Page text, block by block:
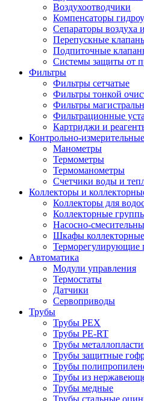
Воздухоотводчики
Компенсаторы
Сепараторы воздуха
Перепускные
Подпиточные
Системы защиты от
Фильтры
Фильтры сетчатые
Фильтры тонкой
Фильтры
Фильтрационные
Картриджи и
Контрольно-
Манометры
Термометры
Термоманометры
Счетчики воды и
Коллекторы и
Коллекторы для
Коллекторные
Насосно-
Шкафы коллекторные
Терморегулирующие
Автоматика
Модули управления
Термостаты
Датчики
Сервоприводы
Трубы
Трубы PEX
Трубы PE-RT
Трубы
Трубы защитные
Трубы
Трубы из
Трубы медные
Трубы стальные